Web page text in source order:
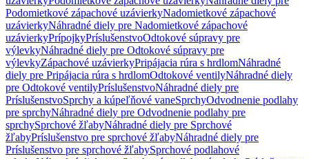
Podomietkové zápachové uzávierkyNadomietkové zápachové
uzávierkyNáhradné diely pre Nadomietkové zápachové
uzávierkyPrípojkyPríslušenstvoOdtokové súpravy pre
výlevkyNáhradné diely pre Odtokové súpravy pre
výlevkyZápachové uzávierkyPripájacia rúra s hrdlomNáhradné
diely pre Pripájacia rúra s hrdlomOdtokové ventilyNáhradné diely
pre Odtokové ventilyPríslušenstvoNáhradné diely pre
PríslušenstvoSprchy a kúpeľňové vaneSprchyOdvodnenie podlahy
pre sprchyNáhradné diely pre Odvodnenie podlahy pre
sprchySprchové žľabyNáhradné diely pre Sprchové
žľabyPríslušenstvo pre sprchové žľabyNáhradné diely pre
Príslušenstvo pre sprchové žľabySprchové podlahové